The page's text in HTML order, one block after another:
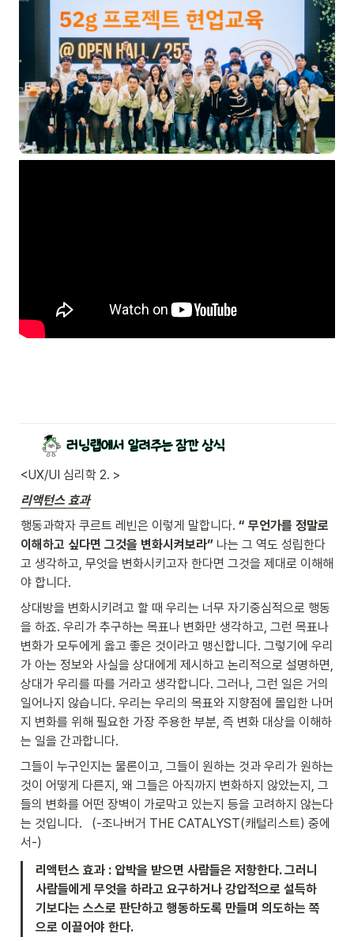
<UX/UI 심리학 2. >
리액턴스 효과
행동과학자 쿠르트 레빈은 이렇게 말합니다. “ 무언가를 정말로
이해하고 싶다면 그것을 변화시켜보라” 나는 그 역도 성립한다
고 생각하고, 무엇을 변화시키고자 한다면 그것을 제대로 이해해
야 합니다.
상대방을 변화시키려고 할 때 우리는 너무 자기중심적으로 행동
을 하죠. 우리가 추구하는 목표나 변화만 생각하고, 그런 목표나
변화가 모두에게 옳고 좋은 것이라고 맹신합니다. 그렇기에 우리
가 아는 정보와 사실을 상대에게 제시하고 논리적으로 설명하면,
상대가 우리를 따를 거라고 생각합니다. 그러나, 그런 일은 거의
일어나지 않습니다. 우리는 우리의 목표와 지향점에 몰입한 나머
지 변화를 위해 필요한 가장 주용한 부분, 즉 변화 대상을 이해하
는 일을 간과합니다.
그들이 누구인지는 물론이고, 그들이 원하는 것과 우리가 원하는
것이 어떻게 다른지, 왜 그들은 아직까지 변화하지 않았는지, 그
들의 변화를 어떤 장벽이 가로막고 있는지 등을 고려하지 않는다
는 것입니다.   (-조나버거 THE CATALYST(캐털리스트) 중에
서-)
리액턴스 효과 : 압박을 받으면 사람들은 저항한다. 그러니
사람들에게 무엇을 하라고 요구하거나 강압적으로 설득하
기보다는 스스로 판단하고 행동하도록 만들며 의도하는 쪽
으로 이끌어야 한다.